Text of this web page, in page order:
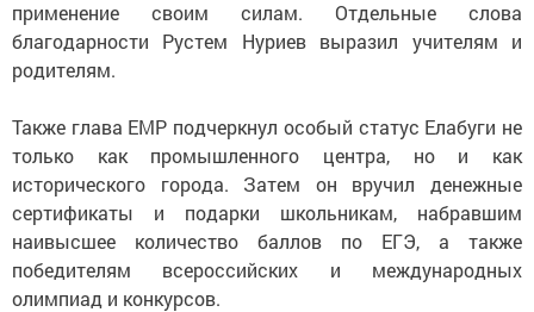
применение своим силам. Отдельные слова
благодарности Рустем Нуриев выразил учителям и
родителям.
Также глава ЕМР подчеркнул особый статус Елабуги не
только как промышленного центра, но и как
исторического города. Затем он вручил денежные
сертификаты и подарки школьникам, набравшим
наивысшее количество баллов по ЕГЭ, а также
победителям всероссийских и международных
олимпиад и конкурсов.